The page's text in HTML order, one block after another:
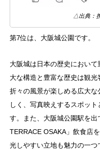
△出典：
第7位は、大阪城公園です。
大阪城は日本の歴史におい
大な構造と豊富な歴史は観
折々の風景が楽しめる広大
しく、写真映えするスポッ
す。また、大阪城公園駅を
TERRACE OSAKA」飲食店
光しやすい立地も魅力の一つ